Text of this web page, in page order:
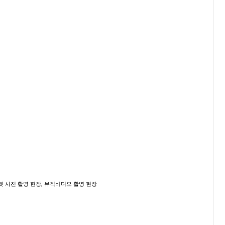
사진 촬영 현장, 뮤직비디오 촬영 현장